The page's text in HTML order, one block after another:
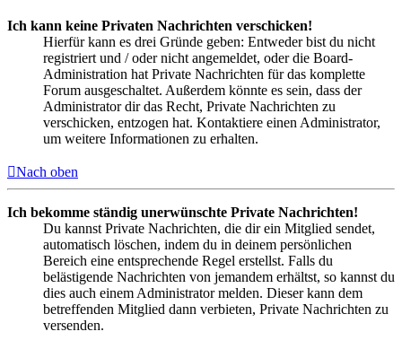
Ich kann keine Privaten Nachrichten verschicken!
Hierfür kann es drei Gründe geben: Entweder bist du nicht
registriert und / oder nicht angemeldet, oder die Board-
Administration hat Private Nachrichten für das komplette
Forum ausgeschaltet. Außerdem könnte es sein, dass der
Administrator dir das Recht, Private Nachrichten zu
verschicken, entzogen hat. Kontaktiere einen Administrator,
um weitere Informationen zu erhalten.
Nach oben
Ich bekomme ständig unerwünschte Private Nachrichten!
Du kannst Private Nachrichten, die dir ein Mitglied sendet,
automatisch löschen, indem du in deinem persönlichen
Bereich eine entsprechende Regel erstellst. Falls du
belästigende Nachrichten von jemandem erhältst, so kannst du
dies auch einem Administrator melden. Dieser kann dem
betreffenden Mitglied dann verbieten, Private Nachrichten zu
versenden.